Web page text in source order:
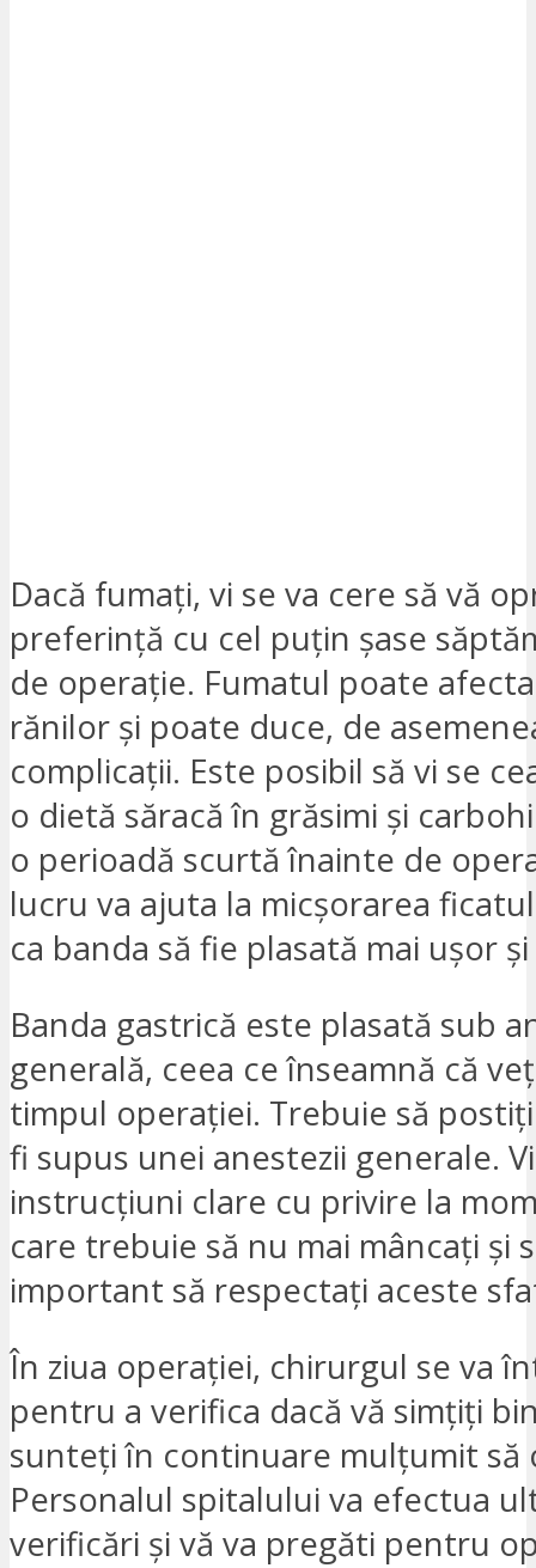
Dacă fumați, vi se va cere să vă
preferință cu cel puțin șase
de operație. Fumatul poate
rănilor și poate duce, de
complicații. Este posibil să vi se
o dietă săracă în grăsimi și
o perioadă scurtă înainte de
lucru va ajuta la micșorarea
ca banda să fie plasată mai ușor
Banda gastrică este plasată sub
generală, ceea ce înseamnă că
timpul operației. Trebuie să
fi supus unei anestezii generale.
instrucțiuni clare cu privire la
care trebuie să nu mai mâncați și
important să respectați aceste
În ziua operației, chirurgul se va
pentru a verifica dacă vă simțiți
sunteți în continuare mulțumit să
Personalul spitalului va efectua
verificări și vă va pregăti pentru